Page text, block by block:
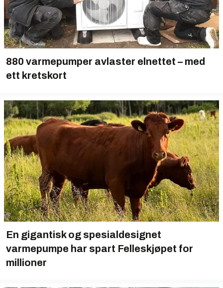
880 varmepumper avlaster elnettet – med
ett kretskort
En gigantisk og spesialdesignet
varmepumpe har spart Felleskjøpet for
millioner